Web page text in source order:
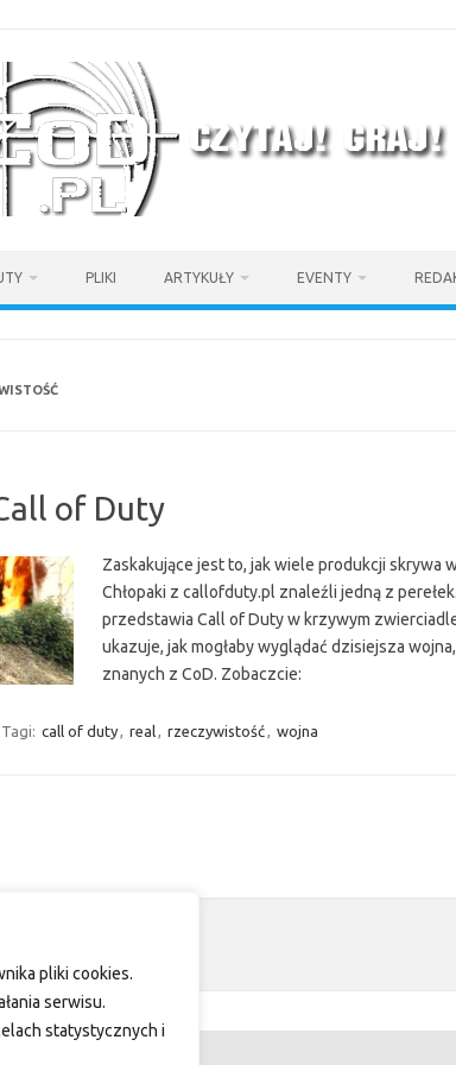
pliki cookies.
serwisu.
statystycznych i
PLIKI ARTYKUŁY EVENTY
of Duty
Zaskakujące jest to, jak wiele produkcji skrywa
Chłopaki z callofduty.pl znaleźli jedną z
przedstawia Call of Duty w krzywym
ukazuje, jak mogłaby wyglądać dzisiejsza
znanych z CoD. Zobaczcie:
Tagi: call of duty, real, rzeczywistość, wojna